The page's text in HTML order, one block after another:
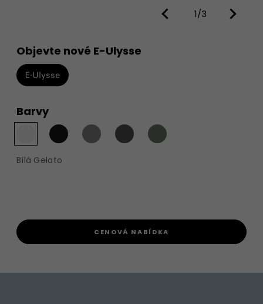
1/3
Objevte nové E-Ulysse
E-Ulysse
Barvy
Bílá Gelato
CENOVÁ NABÍDKA